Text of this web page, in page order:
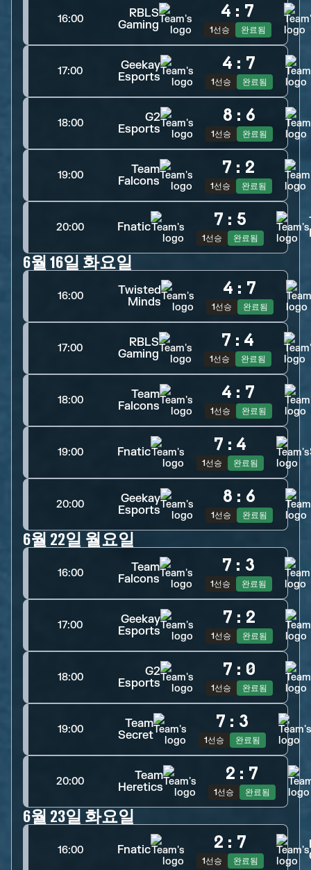
16:00
RBLS
Gaming
4 : 7
1선승 완료됨
17:00
Geekay
Esports
4 : 7
1선승 완료됨
18:00
G2
Esports
8 : 6
1선승 완료됨
19:00
Team
Falcons
7 : 2
1선승 완료됨
20:00 Fnatic 7 : 5
1선승 완료됨
6월 16일 화요일
16:00
Twisted
Minds
4 : 7
1선승 완료됨
17:00
RBLS
Gaming
7 : 4
1선승 완료됨
18:00
Team
Falcons
4 : 7
1선승 완료됨
19:00 Fnatic 7 : 4
1선승 완료됨
20:00
Geekay
Esports
8 : 6
1선승 완료됨
6월 22일 월요일
16:00
Team
Falcons
7 : 3
1선승 완료됨
17:00
Geekay
Esports
7 : 2
1선승 완료됨
18:00
G2
Esports
7 : 0
1선승 완료됨
19:00
Team
Secret
7 : 3
1선승 완료됨
20:00
Team
Heretics
2 : 7
1선승 완료됨
6월 23일 화요일
16:00 Fnatic 2 : 7
1선승 완료됨